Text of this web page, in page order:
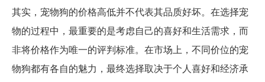
其实，宠物狗的价格高低并不代表其品质好坏。在选择宠
物的过程中，最重要的是考虑自己的喜好和生活需求，而
非将价格作为唯一的评判标准。在市场上，不同价位的宠
物狗都有各自的魅力，最终选择取决于个人喜好和经济承